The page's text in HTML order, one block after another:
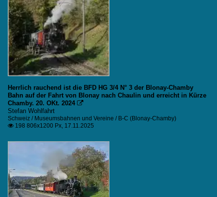
Herrlich rauchend ist die BFD HG 3/4 N° 3 der Blonay-Chamby
Bahn auf der Fahrt von Blonay nach Chaulin und erreicht in Kürze
Chamby. 20. OKt. 2024 
Stefan Wohlfahrt
Schweiz / Museumsbahnen und Vereine / B-C (Blonay-Chamby)
 198 806x1200 Px, 17.11.2025